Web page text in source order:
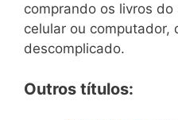
comprando os livros
celular ou computador,
descomplicado.
Outros títulos: